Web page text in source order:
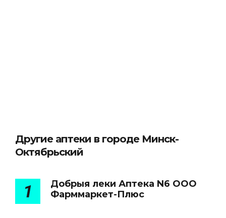
Другие аптеки в городе Минск-
Октябрьский
1
Добрыя леки Аптека N6 ООО
Фарммаркет-Плюс